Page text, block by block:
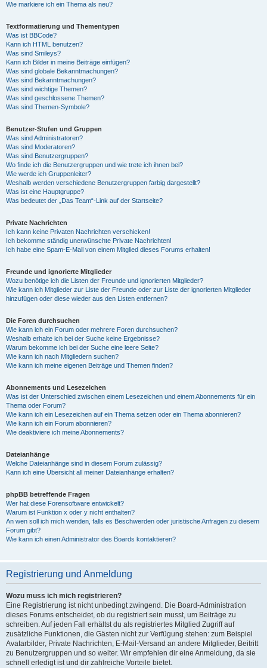
Wie markiere ich ein Thema als neu?
Textformatierung und Thementypen
Was ist BBCode?
Kann ich HTML benutzen?
Was sind Smileys?
Kann ich Bilder in meine Beiträge einfügen?
Was sind globale Bekanntmachungen?
Was sind Bekanntmachungen?
Was sind wichtige Themen?
Was sind geschlossene Themen?
Was sind Themen-Symbole?
Benutzer-Stufen und Gruppen
Was sind Administratoren?
Was sind Moderatoren?
Was sind Benutzergruppen?
Wo finde ich die Benutzergruppen und wie trete ich ihnen bei?
Wie werde ich Gruppenleiter?
Weshalb werden verschiedene Benutzergruppen farbig dargestellt?
Was ist eine Hauptgruppe?
Was bedeutet der „Das Team“-Link auf der Startseite?
Private Nachrichten
Ich kann keine Privaten Nachrichten verschicken!
Ich bekomme ständig unerwünschte Private Nachrichten!
Ich habe eine Spam-E-Mail von einem Mitglied dieses Forums erhalten!
Freunde und ignorierte Mitglieder
Wozu benötige ich die Listen der Freunde und ignorierten Mitglieder?
Wie kann ich Mitglieder zur Liste der Freunde oder zur Liste der ignorierten Mitglieder
hinzufügen oder diese wieder aus den Listen entfernen?
Die Foren durchsuchen
Wie kann ich ein Forum oder mehrere Foren durchsuchen?
Weshalb erhalte ich bei der Suche keine Ergebnisse?
Warum bekomme ich bei der Suche eine leere Seite?
Wie kann ich nach Mitgliedern suchen?
Wie kann ich meine eigenen Beiträge und Themen finden?
Abonnements und Lesezeichen
Was ist der Unterschied zwischen einem Lesezeichen und einem Abonnements für ein
Thema oder Forum?
Wie kann ich ein Lesezeichen auf ein Thema setzen oder ein Thema abonnieren?
Wie kann ich ein Forum abonnieren?
Wie deaktiviere ich meine Abonnements?
Dateianhänge
Welche Dateianhänge sind in diesem Forum zulässig?
Kann ich eine Übersicht all meiner Dateianhänge erhalten?
phpBB betreffende Fragen
Wer hat diese Forensoftware entwickelt?
Warum ist Funktion x oder y nicht enthalten?
An wen soll ich mich wenden, falls es Beschwerden oder juristische Anfragen zu diesem
Forum gibt?
Wie kann ich einen Administrator des Boards kontaktieren?
Registrierung und Anmeldung
Wozu muss ich mich registrieren?
Eine Registrierung ist nicht unbedingt zwingend. Die Board-Administration
dieses Forums entscheidet, ob du registriert sein musst, um Beiträge zu
schreiben. Auf jeden Fall erhältst du als registriertes Mitglied Zugriff auf
zusätzliche Funktionen, die Gästen nicht zur Verfügung stehen: zum Beispiel
Avatarbilder, Private Nachrichten, E-Mail-Versand an andere Mitglieder, Beitritt
zu Benutzergruppen und so weiter. Wir empfehlen dir eine Anmeldung, da sie
schnell erledigt ist und dir zahlreiche Vorteile bietet.